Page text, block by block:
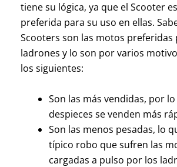
tiene su lógica, ya que el Scooter
preferida para su uso en ellas.
Scooters son las motos preferidas
ladrones y lo son por varios
los siguientes:
Son las más vendidas, por
despieces se venden más
Son las menos pesadas, lo
típico robo que sufren las
cargadas a pulso por los